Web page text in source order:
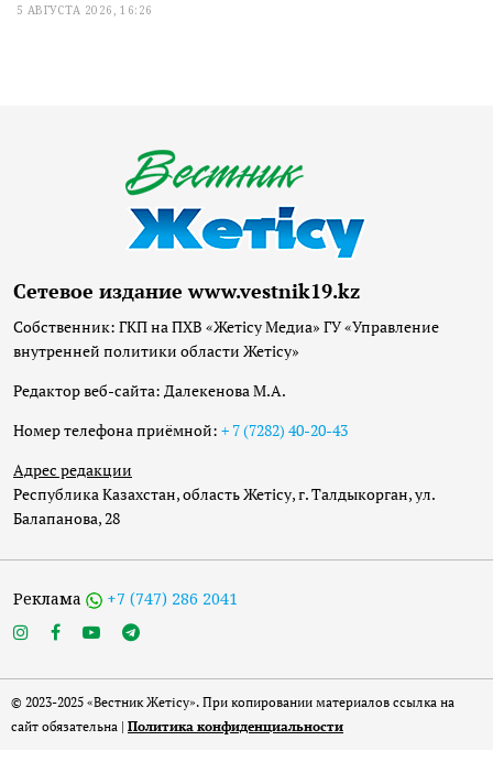
5 АВГУСТА 2026, 16:26
Сетевое издание www.vestnik19.kz
Собственник: ГКП на ПХВ «Жетісу Медиа» ГУ «Управление
внутренней политики области Жетісу»
Редактор веб-сайта: Далекенова М.А.
Номер телефона приёмной: + 7 (7282) 40-20-43
Адрес редакции
Республика Казахстан, область Жетісу, г. Талдыкорган, ул.
Балапанова, 28
Реклама +7 (747) 286 2041
© 2023-2025 «Вестник Жетісу». При копировании материалов ссылка на
сайт обязательна | Политика конфиденциальности